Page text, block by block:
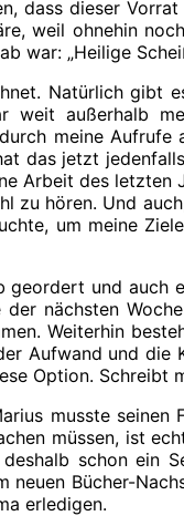
dass dieser
weil ohnehin
war: „Heilige
Natürlich
weit außerhalb
meine
das jetzt
Arbeit des
zu hören. Und
um meine
geordert und
nächsten
Weiterhin
Aufwand und
Option. Schreibt
musste
müssen, ist
schon ein
Bücher-
erledigen.